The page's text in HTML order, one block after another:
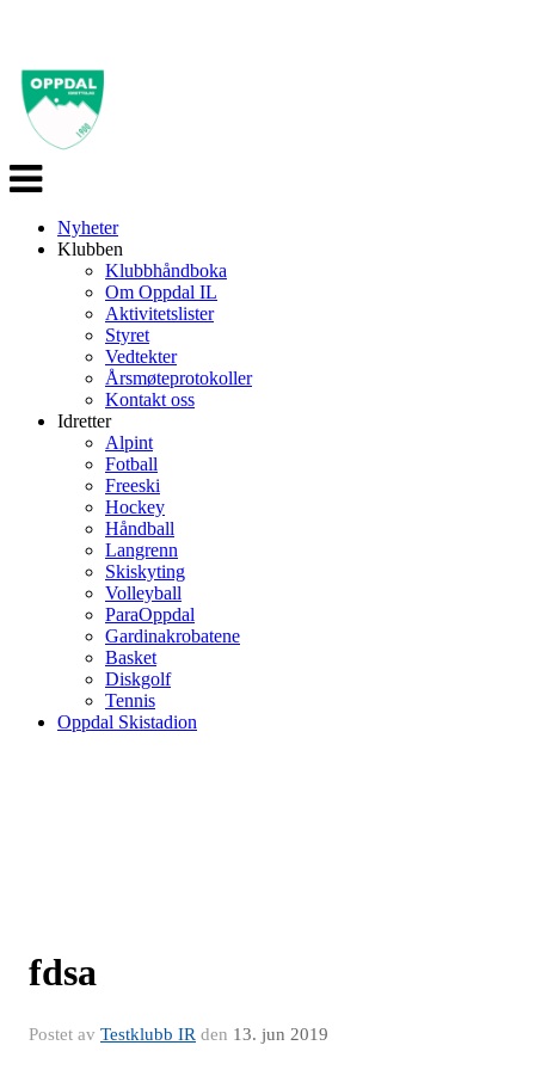
Veksle
navigasjon
Nyheter
Klubben
Klubbhåndboka
Om Oppdal IL
Aktivitetslister
Styret
Vedtekter
Årsmøteprotokoller
Kontakt oss
Idretter
Alpint
Fotball
Freeski
Hockey
Håndball
Langrenn
Skiskyting
Volleyball
ParaOppdal
Gardinakrobatene
Basket
Diskgolf
Tennis
Oppdal Skistadion
fdsa
Postet av Testklubb IR den 13. jun 2019